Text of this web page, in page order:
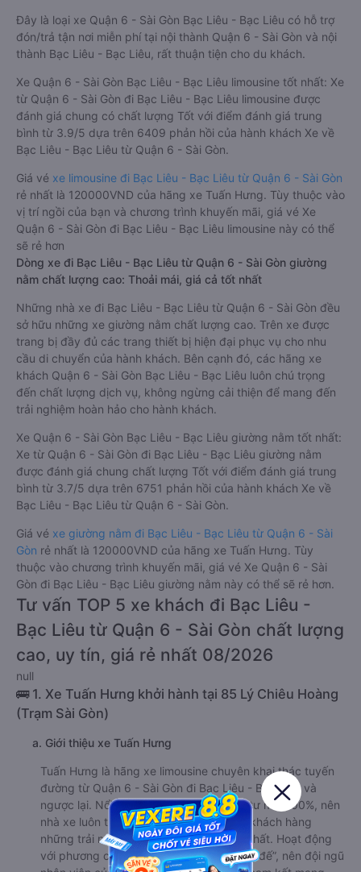
Đây là loại xe Quận 6 - Sài Gòn Bạc Liêu - Bạc Liêu có hỗ trợ
đón/trả tận nơi miễn phí tại nội thành Quận 6 - Sài Gòn và nội
thành Bạc Liêu - Bạc Liêu, rất thuận tiện cho du khách.
Xe Quận 6 - Sài Gòn Bạc Liêu - Bạc Liêu limousine tốt nhất: Xe
từ Quận 6 - Sài Gòn đi Bạc Liêu - Bạc Liêu limousine được
đánh giá chung có chất lượng Tốt với điểm đánh giá trung
bình từ 3.9/5 dựa trên 6409 phản hồi của hành khách Xe về
Bạc Liêu - Bạc Liêu từ Quận 6 - Sài Gòn.
Giá vé xe limousine đi Bạc Liêu - Bạc Liêu từ Quận 6 - Sài Gòn
rẻ nhất là 120000VND của hãng xe Tuấn Hưng. Tùy thuộc vào
vị trí ngồi của bạn và chương trình khuyến mãi, giá vé Xe
Quận 6 - Sài Gòn đi Bạc Liêu - Bạc Liêu limousine này có thể
sẽ rẻ hơn
Dòng xe đi Bạc Liêu - Bạc Liêu từ Quận 6 - Sài Gòn giường
nằm chất lượng cao: Thoải mái, giá cả tốt nhất
Những nhà xe đi Bạc Liêu - Bạc Liêu từ Quận 6 - Sài Gòn đều
sở hữu những xe giường nằm chất lượng cao. Trên xe được
trang bị đầy đủ các trang thiết bị hiện đại phục vụ cho nhu
cầu di chuyển của hành khách. Bên cạnh đó, các hãng xe
khách Quận 6 - Sài Gòn Bạc Liêu - Bạc Liêu luôn chú trọng
đến chất lượng dịch vụ, không ngừng cải thiện để mang đến
trải nghiệm hoàn hảo cho hành khách.
Xe Quận 6 - Sài Gòn Bạc Liêu - Bạc Liêu giường nằm tốt nhất:
Xe từ Quận 6 - Sài Gòn đi Bạc Liêu - Bạc Liêu giường nằm
được đánh giá chung chất lượng Tốt với điểm đánh giá trung
bình từ 3.7/5 dựa trên 6751 phản hồi của hành khách Xe về
Bạc Liêu - Bạc Liêu từ Quận 6 - Sài Gòn.
Giá vé xe giường nằm đi Bạc Liêu - Bạc Liêu từ Quận 6 - Sài
Gòn rẻ nhất là 120000VND của hãng xe Tuấn Hưng. Tùy
thuộc vào chương trình khuyến mãi, giá vé Xe Quận 6 - Sài
Gòn đi Bạc Liêu - Bạc Liêu giường nằm này có thể sẽ rẻ hơn.
Tư vấn TOP 5 xe khách đi Bạc Liêu -
Bạc Liêu từ Quận 6 - Sài Gòn chất lượng
cao, uy tín, giá rẻ nhất 08/2026
null
🚌 1. Xe Tuấn Hưng khởi hành tại 85 Lý Chiêu Hoàng
(Trạm Sài Gòn)
a. Giới thiệu xe Tuấn Hưng
Tuấn Hưng là hãng xe limousine chuyên khai thác tuyến
đường từ Quận 6 - Sài Gòn đi Bạc Liêu - Bạc Liêu và
ngược lại. Nổi bật với dàn xe được đầu tư mới 100%, nên
nhà xe luôn tự tin có thể mang đến cho khách hàng
những trải nghiệm di chuyển khó quên nhất. Hoạt động
với phương châm “Khách hàng là thượng đế”, nên đội ngũ